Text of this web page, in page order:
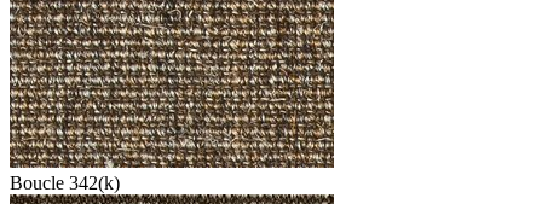
Boucle 342(k)